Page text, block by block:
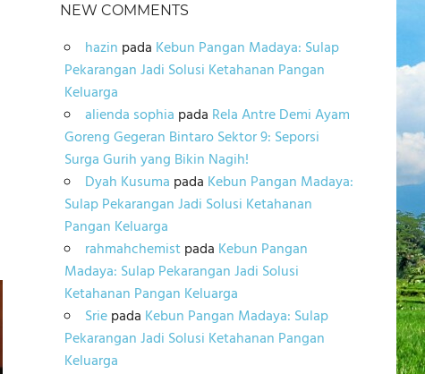
NEW COMMENTS
hazin pada Kebun Pangan Madaya: Sulap
Pekarangan Jadi Solusi Ketahanan Pangan
Keluarga
alienda sophia pada Rela Antre Demi Ayam
Goreng Gegeran Bintaro Sektor 9: Seporsi
Surga Gurih yang Bikin Nagih!
Dyah Kusuma pada Kebun Pangan Madaya:
Sulap Pekarangan Jadi Solusi Ketahanan
Pangan Keluarga
rahmahchemistpada Kebun Pangan
Madaya: Sulap Pekarangan Jadi Solusi
Ketahanan Pangan Keluarga
Sriepada Kebun Pangan Madaya: Sulap
Pekarangan Jadi Solusi Ketahanan Pangan
Keluarga